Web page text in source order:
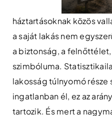
háztartásoknak közös
a saját lakás nem
a biztonság, a
szimbóluma.
lakosság túlnyomó része
ingatlanban él, ez az
tartozik. És mert a